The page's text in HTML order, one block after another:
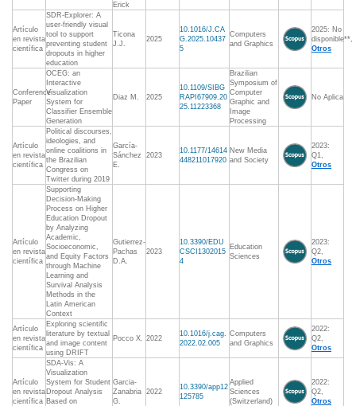
Erick
Artículo
en revista
científica
SDR-Explorer: A
user-friendly visual
tool to support
preventing student
dropouts in higher
education
Ticona
J.J.
2025
10.1016/J.CA
G.2025.10437
5
Computers
and Graphics
2025: No
disponible**,
Otros
Conference
Paper
OCEG: an
Interactive
Visualization
System for
Classifier Ensemble
Generation
Diaz M. 2025
10.1109/SIBG
RAPI67909.20
25.11223368
Brazilian
Symposium of
Computer
Graphic and
Image
Processing
No Aplica
Artículo
en revista
científica
Political discourses,
ideologies, and
online coalitions in
the Brazilian
Congress on
Twitter during 2019
García-
Sánchez
E.
2023
10.1177/14614
448211017920
New Media
and Society
2023:
Q1,
Otros
Artículo
en revista
científica
Supporting
Decision-Making
Process on Higher
Education Dropout
by Analyzing
Academic,
Socioeconomic,
and Equity Factors
through Machine
Learning and
Survival Analysis
Methods in the
Latin American
Context
Gutierrez-
Pachas
D.A.
2023
10.3390/EDU
CSCI1302015
4
Education
Sciences
2023:
Q2,
Otros
Artículo
en revista
científica
Exploring scientific
literature by textual
and image content
using DRIFT
Pocco X. 2022
10.1016/j.cag.
2022.02.005
Computers
and Graphics
2022:
Q2,
Otros
Artículo
en revista
científica
SDA-Vis: A
Visualization
System for Student
Dropout Analysis
Based on
Garcia-
Zanabria
G.
2022
10.3390/app12
125785
Applied
Sciences
(Switzerland)
2022:
Q2,
Otros